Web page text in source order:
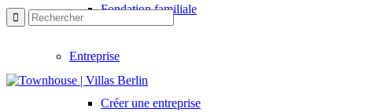
Fondation familiale
Entreprise
Créer une entreprise